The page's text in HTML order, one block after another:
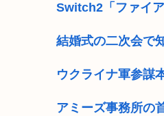
Switch2「ファイ
結婚式の二次会で
ウクライナ軍参謀
アミーズ事務所の